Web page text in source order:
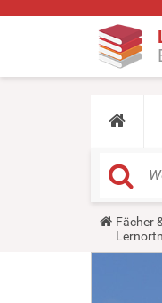
Y
u
Fächer